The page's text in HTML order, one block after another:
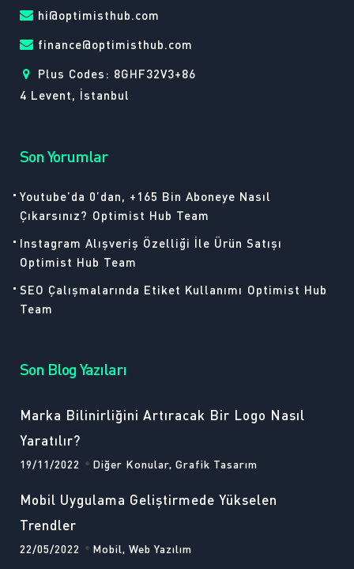
hi@optimisthub.com
finance@optimisthub.com
Plus Codes: 8GHF32V3+86
4 Levent, İstanbul
Son Yorumlar
Youtube’da 0’dan, +165 Bin Aboneye Nasıl
Çıkarsınız? Optimist Hub Team
Instagram Alışveriş Özelliği İle Ürün Satışı
Optimist Hub Team
SEO Çalışmalarında Etiket Kullanımı Optimist Hub
Team
Son Blog Yazıları
Marka Bilinirliğini Artıracak Bir Logo Nasıl
Yaratılır?
19/11/2022 Diğer Konular, Grafik Tasarım
Mobil Uygulama Geliştirmede Yükselen
Trendler
22/05/2022 Mobil, Web Yazılım